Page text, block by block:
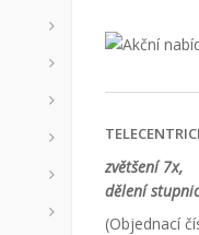
zvětšení 7x,
dělení
(Objednací